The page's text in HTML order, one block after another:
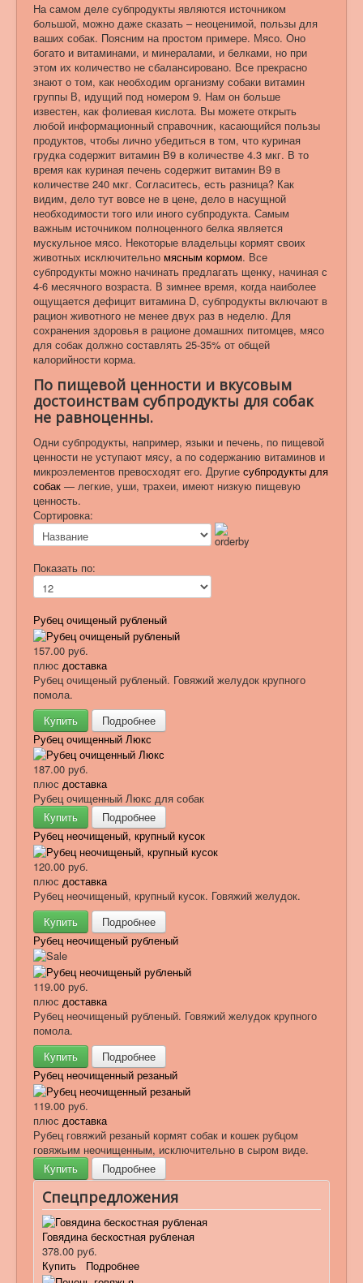
На самом деле субпродукты являются источником
большой, можно даже сказать – неоценимой, пользы для
ваших собак. Поясним на простом примере. Мясо. Оно
богато и витаминами, и минералами, и белками, но при
этом их количество не сбалансировано. Все прекрасно
знают о том, как необходим организму собаки витамин
группы В, идущий под номером 9. Нам он больше
известен, как фолиевая кислота. Вы можете открыть
любой информационный справочник, касающийся пользы
продуктов, чтобы лично убедиться в том, что куриная
грудка содержит витамин В9 в количестве 4.3 мкг. В то
время как куриная печень содержит витамин В9 в
количестве 240 мкг. Согласитесь, есть разница? Как
видим, дело тут вовсе не в цене, дело в насущной
необходимости того или иного субпродукта. Самым
важным источником полноценного белка является
мускульное мясо. Некоторые владельцы кормят своих
животных исключительно мясным кормом. Все
субпродукты можно начинать предлагать щенку, начиная с
4-6 месячного возраста. В зимнее время, когда наиболее
ощущается дефицит витамина D, субпродукты включают в
рацион животного не менее двух раз в неделю. Для
сохранения здоровья в рационе домашних питомцев, мясо
для собак должно составлять 25-35% от общей
калорийности корма.
По пищевой ценности и вкусовым
достоинствам субпродукты для собак
не равноценны.
Одни субпродукты, например, языки и печень, по пищевой
ценности не уступают мясу, а по содержанию витаминов и
микроэлементов превосходят его. Другие субпродукты для
собак — легкие, уши, трахеи, имеют низкую пищевую
ценность.
Сортировка:
Показать по:
Рубец очищеный рубленый
157.00 руб.
плюс доставка
Рубец очищеный рубленый. Говяжий желудок крупного
помола.
Купить
Подробнее
Рубец очищенный Люкс
187.00 руб.
плюс доставка
Рубец очищенный Люкс для собак
Купить
Подробнее
Рубец неочищеный, крупный кусок
120.00 руб.
плюс доставка
Рубец неочищеный, крупный кусок. Говяжий желудок.
Купить
Подробнее
Рубец неочищеный рубленый
119.00 руб.
плюс доставка
Рубец неочищеный рубленый. Говяжий желудок крупного
помола.
Купить
Подробнее
Рубец неочищенный резаный
119.00 руб.
плюс доставка
Рубец говяжий резаный кормят собак и кошек рубцом
говяжьим неочищенным, исключительно в сыром виде.
Купить
Подробнее
Спецпредложения
Говядина бескостная рубленая
378.00 руб.
Купить
Подробнее